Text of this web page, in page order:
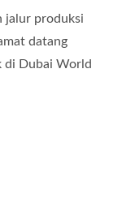
jalur produksi
datang
di Dubai World